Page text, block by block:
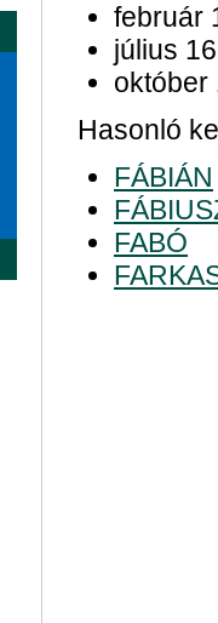
február
július 16
október
Hasonló
FÁBIÁN
FABÓ